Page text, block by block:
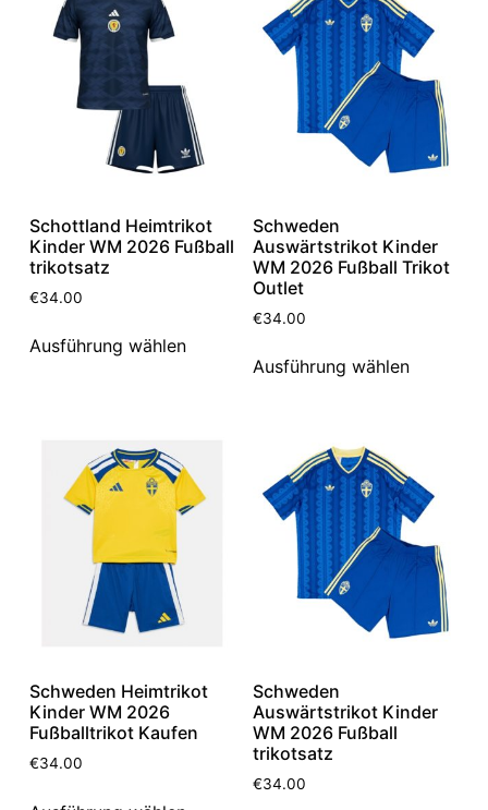
Schottland Heimtrikot
Kinder WM 2026 Fußball
trikotsatz
€34.00
Ausführung wählen
Schweden
Auswärtstrikot Kinder
WM 2026 Fußball Trikot
Outlet
€34.00
Ausführung wählen
Schweden Heimtrikot
Kinder WM 2026
Fußballtrikot Kaufen
€34.00
Schweden
Auswärtstrikot Kinder
WM 2026 Fußball
trikotsatz
€34.00